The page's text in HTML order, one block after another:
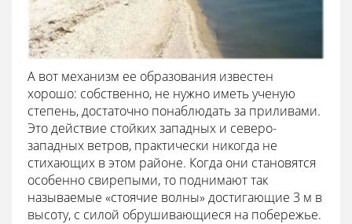
А вот механизм ее образования известен
хорошо: собственно, не нужно иметь ученую
степень, достаточно понаблюдать за приливами.
Это действие стойких западных и северо-
западных ветров, практически никогда не
стихающих в этом районе. Когда они становятся
особенно свирепыми, то поднимают так
называемые «стоячие волны» достигающие 3 м в
высоту, с силой обрушивающиеся на побережье.